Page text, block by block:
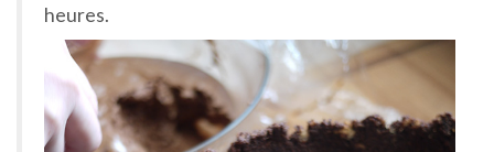
heures.